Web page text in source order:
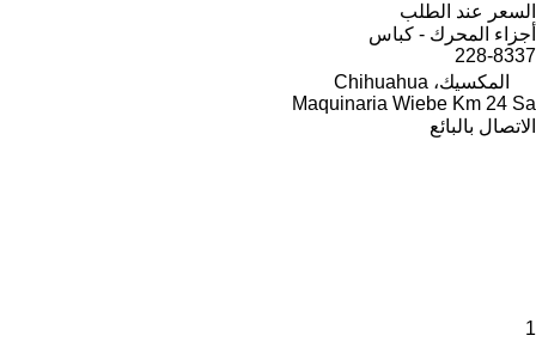
السعر عند الطلب
أجزاء المحرك - كباس
228-8337
المكسيك، Chihuahua
Maquinaria Wiebe Km 24 Sa
الاتصال بالبائع
1